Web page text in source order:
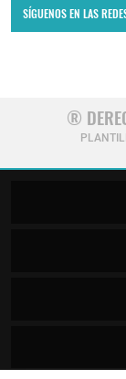
SÍGUENOS EN LAS
®